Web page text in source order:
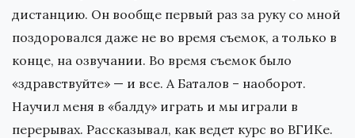
дистанцию. Он вообще первый раз за руку со мной
поздоровался даже не во время съемок, а только в
конце, на озвучании. Во время съемок было
«здравствуйте» — и все. А Баталов – наоборот.
Научил меня в «балду» играть и мы играли в
перерывах. Рассказывал, как ведет курс во ВГИКе.